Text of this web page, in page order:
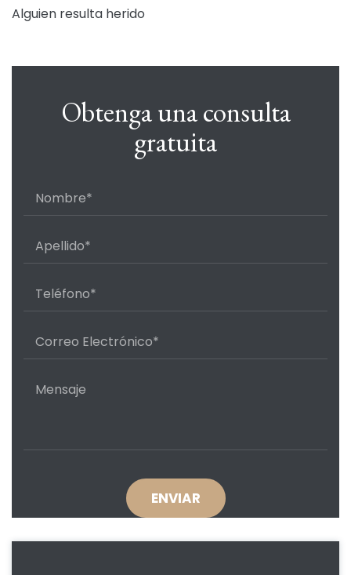
Alguien resulta herido
Obtenga una consulta
gratuita